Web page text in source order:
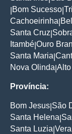
Bom Sucesso
Cachoeirinha
Santa Cruz
Itambé Ouro
Santa Maria
Nova Olinda
Província:
Bom Jesus São
Santa Helena
Santa Luzia